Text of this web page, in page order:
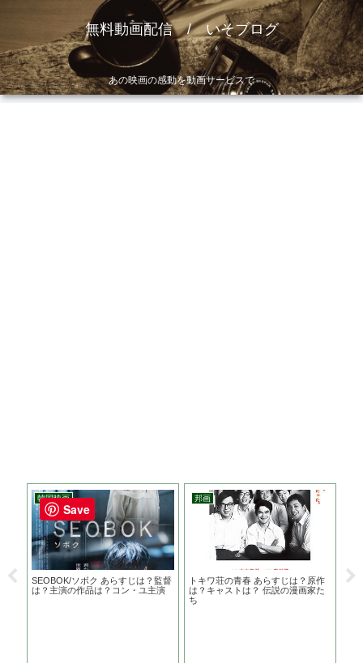
無料動画配信 / いそブログ
あの映画の感動を動画サービスで
韓国映画
SEOBOK/ソボク あらすじは？監督
は？主演の作品は？コン・ユ主演
邦画
トキワ荘の青春 あらすじは？原作
は？キャストは？ 伝説の漫画家た
ち
ラ
Save